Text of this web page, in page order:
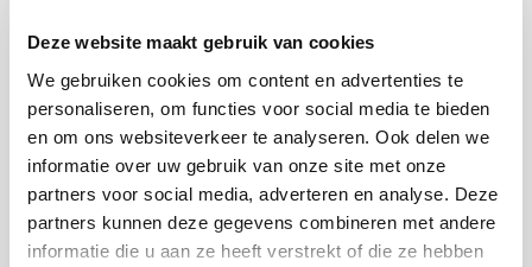
Deze website maakt gebruik van cookies
We gebruiken cookies om content en advertenties te
personaliseren, om functies voor social media te bieden
en om ons websiteverkeer te analyseren. Ook delen we
informatie over uw gebruik van onze site met onze
partners voor social media, adverteren en analyse. Deze
partners kunnen deze gegevens combineren met andere
informatie die u aan ze heeft verstrekt of die ze hebben
Bekijk
Bekijk
Capoeira
Workshop